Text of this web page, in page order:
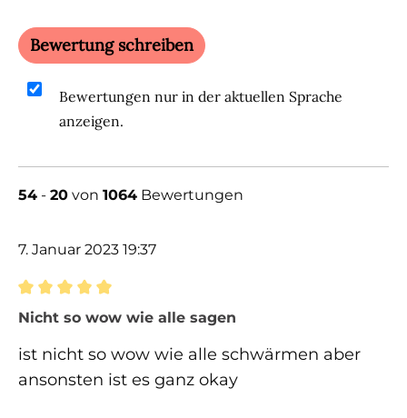
Bewertung schreiben
Bewertungen nur in der aktuellen Sprache
anzeigen.
54 - 20 von 1064 Bewertungen
7. Januar 2023 19:37
Bewertung mit 5 von 5 Sternen
Nicht so wow wie alle sagen
ist nicht so wow wie alle schwärmen aber
ansonsten ist es ganz okay